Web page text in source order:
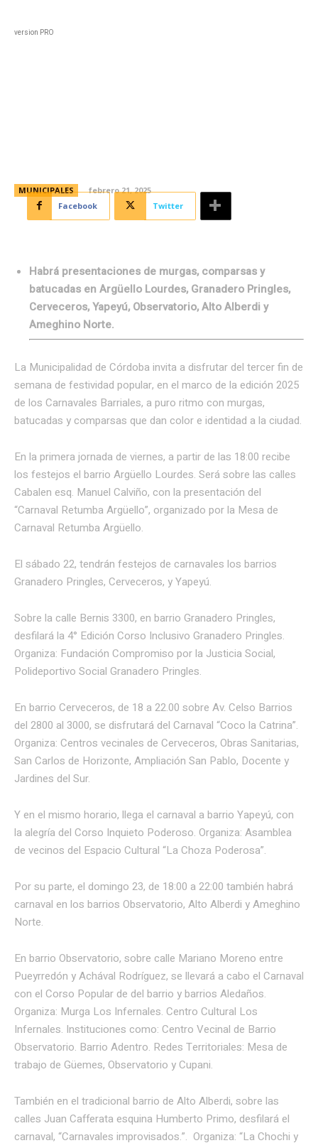
version PRO
MUNICIPALES
febrero 21, 2025
Facebook
Twitter
Habrá presentaciones de murgas, comparsas y
batucadas en Argüello Lourdes, Granadero Pringles,
Cerveceros, Yapeyú, Observatorio, Alto Alberdi y
Ameghino Norte.
La Municipalidad de Córdoba invita a disfrutar del tercer fin de
semana de festividad popular, en el marco de la edición 2025
de los Carnavales Barriales, a puro ritmo con murgas,
batucadas y comparsas que dan color e identidad a la ciudad.
En la primera jornada de viernes, a partir de las 18:00 recibe
los festejos el barrio Argüello Lourdes. Será sobre las calles
Cabalen esq. Manuel Calviño, con la presentación del
“Carnaval Retumba Argüello”, organizado por la Mesa de
Carnaval Retumba Argüello.
El sábado 22, tendrán festejos de carnavales los barrios
Granadero Pringles, Cerveceros, y Yapeyú.
Sobre la calle Bernis 3300, en barrio Granadero Pringles,
desfilará la 4° Edición Corso Inclusivo Granadero Pringles.
Organiza: Fundación Compromiso por la Justicia Social,
Polideportivo Social Granadero Pringles.
En barrio Cerveceros, de 18 a 22.00 sobre Av. Celso Barrios
del 2800 al 3000, se disfrutará del Carnaval “Coco la Catrina”.
Organiza: Centros vecinales de Cerveceros, Obras Sanitarias,
San Carlos de Horizonte, Ampliación San Pablo, Docente y
Jardines del Sur.
Y en el mismo horario, llega el carnaval a barrio Yapeyú, con
la alegría del Corso Inquieto Poderoso. Organiza: Asamblea
de vecinos del Espacio Cultural “La Choza Poderosa”.
Por su parte, el domingo 23, de 18:00 a 22:00 también habrá
carnaval en los barrios Observatorio, Alto Alberdi y Ameghino
Norte.
En barrio Observatorio, sobre calle Mariano Moreno entre
Pueyrredón y Achával Rodríguez, se llevará a cabo el Carnaval
con el Corso Popular de del barrio y barrios Aledaños.
Organiza: Murga Los Infernales. Centro Cultural Los
Infernales. Instituciones como: Centro Vecinal de Barrio
Observatorio. Barrio Adentro. Redes Territoriales: Mesa de
trabajo de Güemes, Observatorio y Cupani.
También en el tradicional barrio de Alto Alberdi, sobre las
calles Juan Cafferata esquina Humberto Primo, desfilará el
carnaval, “Carnavales improvisados.”. Organiza: “La Chochi y